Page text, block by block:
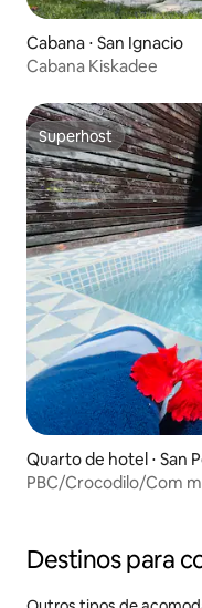
Cabana ⋅ San Ignacio
Cabana Kiskadee
Superhost
Superhost
Quarto de hotel ⋅ San
PBC/Crocodilo/Com
Destinos para